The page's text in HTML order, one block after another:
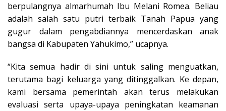
berpulangnya almarhumah Ibu Melani Romea. Beliau
adalah salah satu putri terbaik Tanah Papua yang
gugur dalam pengabdiannya mencerdaskan anak
bangsa di Kabupaten Yahukimo,” ucapnya.
“Kita semua hadir di sini untuk saling menguatkan,
terutama bagi keluarga yang ditinggalkan. Ke depan,
kami bersama pemerintah akan terus melakukan
evaluasi serta upaya-upaya peningkatan keamanan